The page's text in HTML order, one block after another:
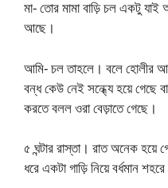
মা- তোর মামা বাড়ি চল একটু যাই
আছে।
আমি- চল তাহলে। বলে হোলীর
বন্ধ কেউ নেই সন্ধ্যে হয়ে গেছে
করতে বলল ওরা বেড়াতে গেছে।
৫ ঘন্টার রাস্তা। রাত অনেক হয়ে
ধরে একটা গাড়ি নিয়ে বর্ধমান